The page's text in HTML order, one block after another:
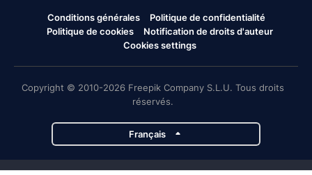
Conditions générales
Politique de confidentialité
Politique de cookies
Notification de droits d'auteur
Cookies settings
Copyright © 2010-2026 Freepik Company S.L.U. Tous droits
réservés.
Français